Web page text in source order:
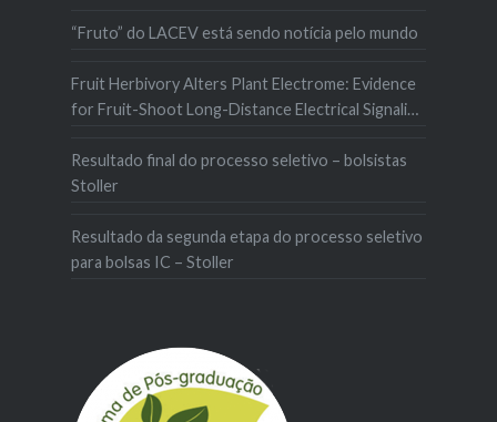
“Fruto” do LACEV está sendo notícia pelo mundo
Fruit Herbivory Alters Plant Electrome: Evidence
for Fruit-Shoot Long-Distance Electrical Signaling
Resultado final do processo seletivo – bolsistas
Stoller
Resultado da segunda etapa do processo seletivo
para bolsas IC – Stoller